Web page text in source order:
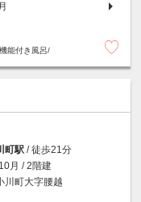
能付き風呂/
町駅 / 徒歩21分
月 / 2階建
川町大字腰越